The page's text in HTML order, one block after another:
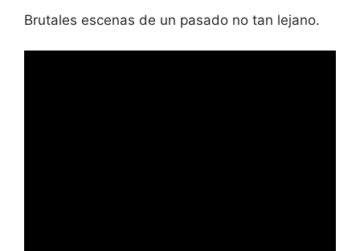
Brutales escenas de un pasado no tan lejano.